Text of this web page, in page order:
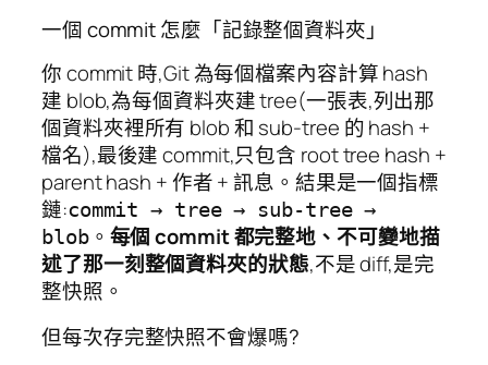
一個 commit 怎麼「記錄整個資料夾」
你 commit 時,Git 為每個檔案內容計算 hash
建 blob,為每個資料夾建 tree(一張表,列出那
個資料夾裡所有 blob 和 sub-tree 的 hash +
檔名),最後建 commit,只包含 root tree hash +
parent hash + 作者 + 訊息。結果是一個指標
鏈:commit → tree → sub-tree →
blob。 每個 commit 都完整地、不可變地描
述了那一刻整個資料夾的狀態,不是 diff,是完
整快照。
但每次存完整快照不會爆嗎?